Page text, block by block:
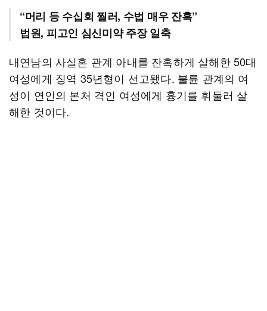
“머리 등 수십회 찔러, 수법 매우 잔혹”
법원, 피고인 심신미약 주장 일축
내연남의 사실혼 관계 아내를 잔혹하게 살해한 50대
여성에게 징역 35년형이 선고됐다. 불륜 관계의 여
성이 연인의 본처 격인 여성에게 흉기를 휘둘러 살
해한 것이다.